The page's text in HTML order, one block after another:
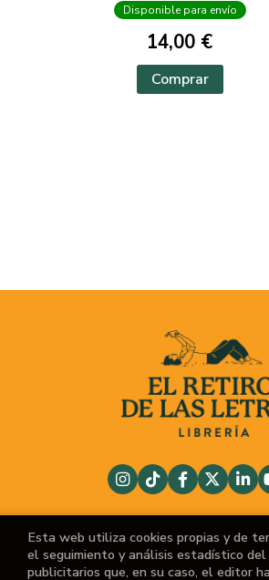
Disponible para envío
14,00 €
Comprar
Esta web utiliza cookies propias y de
el seguimiento y análisis estadístico
publicitarios que, en su caso, el editor